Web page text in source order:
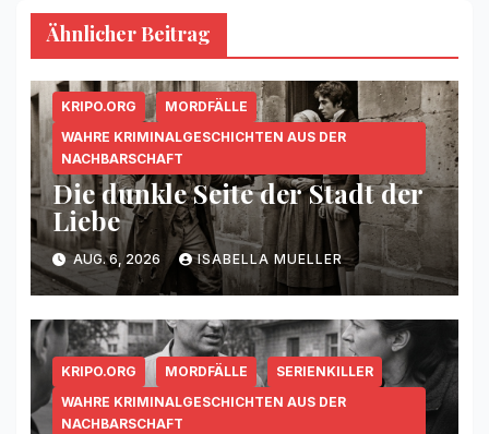
Ähnlicher Beitrag
KRIPO.ORG
MORDFÄLLE
WAHRE KRIMINALGESCHICHTEN AUS DER
NACHBARSCHAFT
Die dunkle Seite der Stadt der
Liebe
AUG. 6, 2026 ISABELLA MUELLER
KRIPO.ORG MORDFÄLLE
SERIENKILLER
WAHRE KRIMINALGESCHICHTEN AUS DER
NACHBARSCHAFT